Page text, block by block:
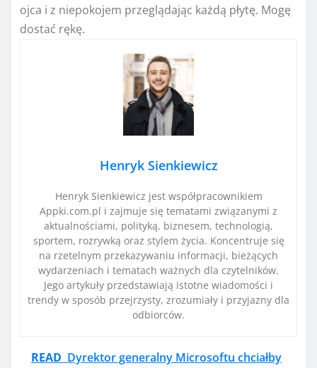
ojca i z niepokojem przeglądając każdą płytę. Mogę
dostać rękę.
Henryk Sienkiewicz
Henryk Sienkiewicz jest współpracownikiem
Appki.com.pl i zajmuje się tematami związanymi z
aktualnościami, polityką, biznesem, technologią,
sportem, rozrywką oraz stylem życia. Koncentruje się
na rzetelnym przekazywaniu informacji, bieżących
wydarzeniach i tematach ważnych dla czytelników.
Jego artykuły przedstawiają istotne wiadomości i
trendy w sposób przejrzysty, zrozumiały i przyjazny dla
odbiorców.
READ Dyrektor generalny Microsoftu chciałby